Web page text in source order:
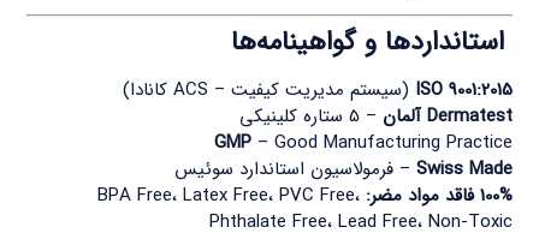
استانداردها و گواهینامه‌ها
ISO 9001:2015 (سیستم مدیریت کیفیت – ACS کانادا)
Dermatest آلمان
– 5 ستاره کلینیکی
GMP– Good Manufacturing Practice
Swiss Made – فرمولاسیون استاندارد سوئیس
100% فاقد مواد مضر:
BPA Free، Latex Free، PVC Free،
Phthalate Free، Lead Free، Non-Toxic